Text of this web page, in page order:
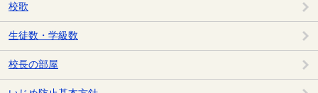
校歌
生徒数・学級数
校長の部屋